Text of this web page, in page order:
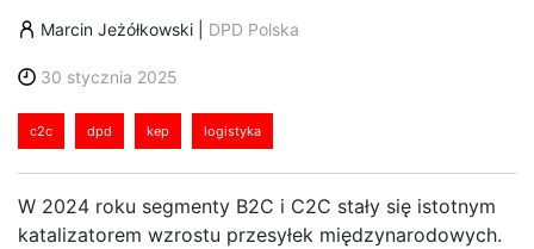
Marcin Jeżółkowski DPD Polska
30 stycznia 2025
c2c dpd kep logistyka
W 2024 roku segmenty B2C i C2C stały się istotnym
katalizatorem wzrostu przesyłek międzynarodowych.